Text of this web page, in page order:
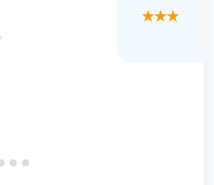
★★★